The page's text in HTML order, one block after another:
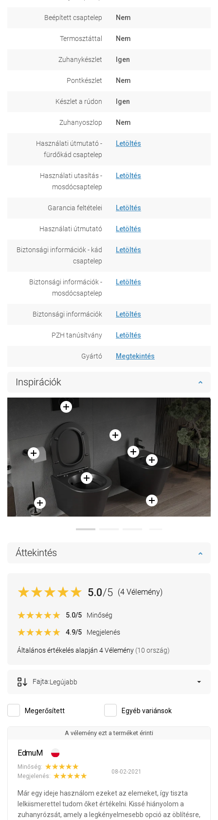
Beépített csaptelep Nem
Termosztáttal Nem
Zuhanykészlet Igen
Pontkészlet Nem
Készlet a rúdon Igen
Zuhanyoszlop Nem
Használati útmutató -
fürdőkád csaptelep
Letöltés
Használati utasítás -
mosdócsaptelep
Letöltés
Garancia feltételei Letöltés
Használati útmutató Letöltés
Biztonsági információk - kád
csaptelep
Letöltés
Biztonsági információk -
mosdócsaptelep
Letöltés
Biztonsági információk Letöltés
PZH tanúsítvány Letöltés
Gyártó Megtekintés
Inspirációk
Áttekintés
5.0/5 (4 Vélemény)
Általános értékelés alapján 4 Vélemény (10 ország)
5.0/5 Minőség
4.9/5 Megjelenés
Megerősített Egyéb variánsok
Fajta:Legújabb
A vélemény ezt a terméket érinti
EdmuM
08-02-2021
Minőség:
Megjelenés:
Már egy ideje használom ezeket az elemeket, így tiszta
lelkiismerettel tudom őket értékelni. Kissé hiányolom a
zuhanyrózsát, amely a legkényelmesebb opció az öblítésre,